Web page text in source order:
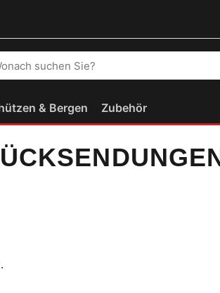
einen Suchbegriff ein. Während Sie
& Bergen Zubehör